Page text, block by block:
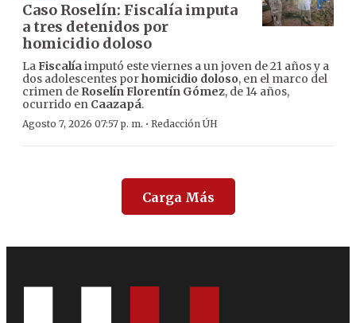
Caso Roselín: Fiscalía imputa
a tres detenidos por
homicidio doloso
LaFiscalíaimputó este viernes a un joven de 21 años y a
dos adolescentes porhomicidio doloso, en el marco del
crimen de Roselín Florentín Gómez, de 14 años,
ocurrido en Caazapá.
Agosto 7, 2026 07:57 p. m. · Redacción ÚH
Carga Más